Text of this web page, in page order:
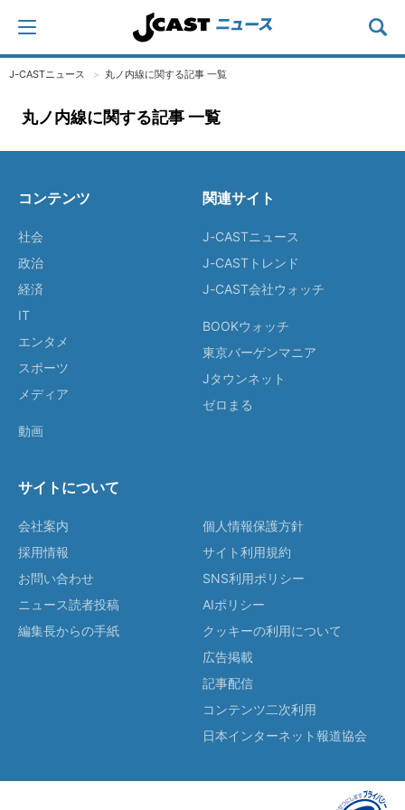
J-CASTニュース 丸ノ内線に関する記事 一覧
丸ノ内線に関する記事 一覧
コンテンツ
社会
政治
経済
IT
エンタメ
スポーツ
メディア
動画
関連サイト
J-CASTニュース
J-CASTトレンド
J-CAST会社ウォッチ
BOOKウォッチ
東京バーゲンマニア
Jタウンネット
ゼロまる
サイトについて
会社案内
採用情報
お問い合わせ
ニュース読者投稿
編集長からの手紙
個人情報保護方針
サイト利用規約
SNS利用ポリシー
AIポリシー
クッキーの利用について
広告掲載
記事配信
コンテンツ二次利用
日本インターネット報道協会